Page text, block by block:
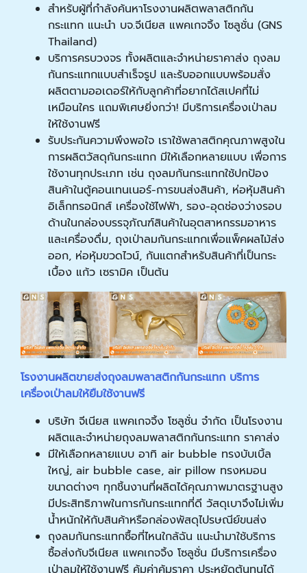
สำหรับผู้ที่กำลังค้นหาโรงงานผลิตพลาสติกกัน
กระแทก แนะนำ บจ.จีเนียส แพคเกจจิ้ง โซลูชั่น (GNS
Thailand)
บริการครบวงจร ทั้งผลิตและจำหน่ายราคาส่ง ถุงลม
กันกระแทกแบบสำเร็จรูป และรับออกแบบพร้อมสั่ง
ผลิตตามออเดอร์ให้กับลูกค้าที่อยากได้สเปคที่ไม่
เหมือนใคร แถมพิเศษยิ่งกว่า! มีบริการเครื่องเป่าลม
ให้ใช้งานฟรี
รับประกันความพึงพอใจ เราใช้พลาสติกคุณภาพสูงใน
การผลิตวัสดุกันกระแทก มีให้เลือกหลายแบบ เพื่อการ
ใช้งานทุกประเภท เช่น ถุงลมกันกระแทกใช้ปกป้อง
สินค้าในตู้คอนเทนเนอร์-การขนส่งสินค้า, ห่อหุ้มสินค้า
อิเล็กทรอนิกส์ เครื่องใช้ไฟฟ้า, รอง-อุดช่องว่างรอบ
ด้านในกล่องบรรจุภัณฑ์สินค้าในอุตสาหกรรมอาหาร
และเครื่องดื่ม, ถุงเป่าลมกันกระแทกเพื่อแพ็คผลไม้ส่ง
ออก, ห่อหุ้มขวดไวน์, กันแตกสำหรับสินค้าที่เป็นกระ
เบื้อง แก้ว เซรามิค เป็นต้น
โรงงานผลิตขายส่งถุงลมพลาสติกกันกระแทก บริการ
เครื่องเป่าลมให้ยืมใช้งานฟรี
บริษัท จีเนียส แพคเกจจิ้ง โซลูชั่น จำกัด เป็นโรงงาน
ผลิตและจำหน่ายถุงลมพลาสติกกันกระแทก ราคาส่ง
มีให้เลือกหลายแบบ อาทิ air bubble ทรงบับเบิ้ล
ใหญ่, air bubble case, air pillow ทรงหมอน
ขนาดต่างๆ ทุกชิ้นงานที่ผลิตได้คุณภาพมาตรฐานสูง
มีประสิทธิภาพในการกันกระแทกที่ดี วัสดุเบาจึงไม่เพิ่ม
น้ำหนักให้กับสินค้าหรือกล่องพัสดุไปรษณีย์ขนส่ง
ถุงลมกันกระแทกซื้อที่ไหนใกล้ฉัน แนะนำมาใช้บริการ
ซื้อส่งกับจีเนียส แพคเกจจิ้ง โซลูชั่น มีบริการเครื่อง
เป่าลมให้ใช้งานฟรี คุ้มค่าคุ้มราคา ประหยัดต้นทุนได้